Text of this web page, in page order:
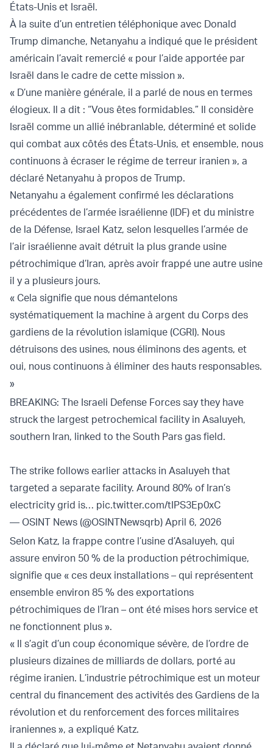
États-Unis et Israël.
À la suite d’un entretien téléphonique avec Donald
Trump dimanche, Netanyahu a indiqué que le président
américain l’avait remercié « pour l’aide apportée par
Israël dans le cadre de cette mission ».
« D’une manière générale, il a parlé de nous en termes
élogieux. Il a dit : “Vous êtes formidables.” Il considère
Israël comme un allié inébranlable, déterminé et solide
qui combat aux côtés des États-Unis, et ensemble, nous
continuons à écraser le régime de terreur iranien », a
déclaré Netanyahu à propos de Trump.
Netanyahu a également confirmé les déclarations
précédentes de l’armée israélienne (IDF) et du ministre
de la Défense, Israel Katz, selon lesquelles l’armée de
l’air israélienne avait détruit la plus grande usine
pétrochimique d’Iran, après avoir frappé une autre usine
il y a plusieurs jours.
« Cela signifie que nous démantelons
systématiquement la machine à argent du Corps des
gardiens de la révolution islamique (CGRI). Nous
détruisons des usines, nous éliminons des agents, et
oui, nous continuons à éliminer des hauts responsables.
»
BREAKING: The Israeli Defense Forces say they have
struck the largest petrochemical facility in Asaluyeh,
southern Iran, linked to the South Pars gas field.
The strike follows earlier attacks in Asaluyeh that
targeted a separate facility. Around 80% of Iran’s
electricity grid is… pic.twitter.com/tIPS3Ep0xC
— OSINT News (@OSINTNewsqrb) April 6, 2026
Selon Katz, la frappe contre l’usine d’Asaluyeh, qui
assure environ 50 % de la production pétrochimique,
signifie que « ces deux installations – qui représentent
ensemble environ 85 % des exportations
pétrochimiques de l’Iran – ont été mises hors service et
ne fonctionnent plus ».
« Il s’agit d’un coup économique sévère, de l’ordre de
plusieurs dizaines de milliards de dollars, porté au
régime iranien. L’industrie pétrochimique est un moteur
central du financement des activités des Gardiens de la
révolution et du renforcement des forces militaires
iraniennes », a expliqué Katz.